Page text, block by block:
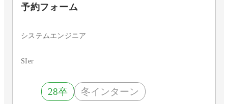
予約フォーム
システムエンジニア
SIer
28卒 冬インターン